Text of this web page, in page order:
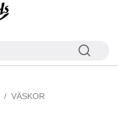
VÄSKOR